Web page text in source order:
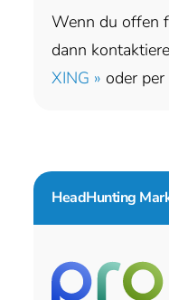
Wenn du offen
dann
XING » oder per
HeadHunting